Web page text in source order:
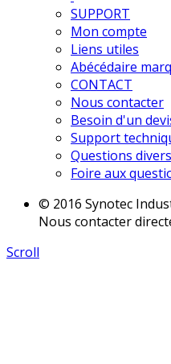
SUPPORT
Mon compte
Liens utiles
Abécédaire
CONTACT
Nous contacter
Besoin d'un
Support
Questions
Foire aux
© 2016 Synotec
Nous contacter
Scroll